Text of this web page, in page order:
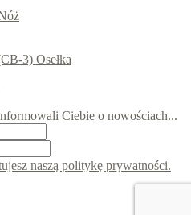
3) Osełka
Ciebie o nowościach...
naszą politykę prywatności.